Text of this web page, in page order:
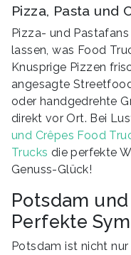
Pizza, Pasta und
Pizza- und
lassen, was Food
Knusprige Pizzen
angesagte
oder handgedrehte
direkt vor Ort. Bei
und Crêpes Food
Trucks die perfekte
Genuss-Glück!
Potsdam
Perfekte
Potsdam ist nicht